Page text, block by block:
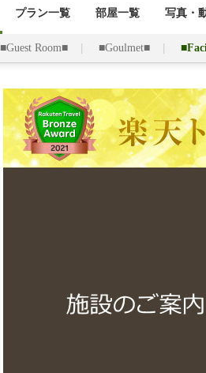
プラン一覧 部屋一覧 写真・
■Guest Room■ ■Goulmet■